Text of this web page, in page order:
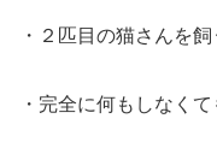
・２匹目の猫さんを飼
・完全に何もしなく